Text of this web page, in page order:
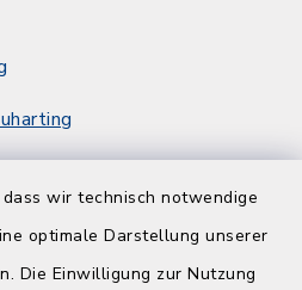
wir technisch notwendige
optimale Darstellung unserer
Die Einwilligung zur Nutzung